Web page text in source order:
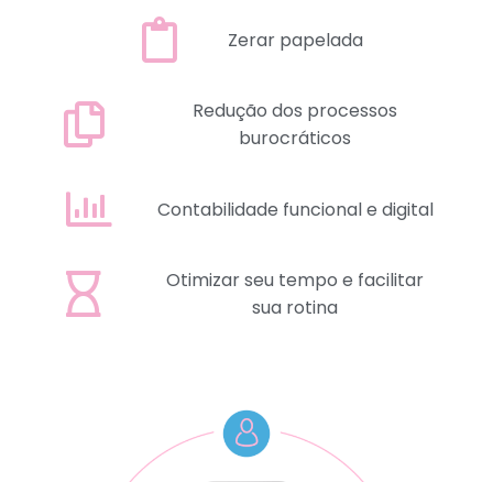
Zerar papelada
Redução dos processos
burocráticos
Contabilidade funcional e digital
Otimizar seu tempo e facilitar
sua rotina